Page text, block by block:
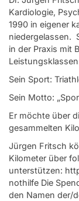
Kardiologie,
1990 in eigener
niedergelassen.
in der Praxis mit
Sein Sport:
Sein Motto:
Er möchte über
gesammelten
Jürgen Fritsch
Kilometer über
unterstützen:
nothilfe Die
den Namen der/